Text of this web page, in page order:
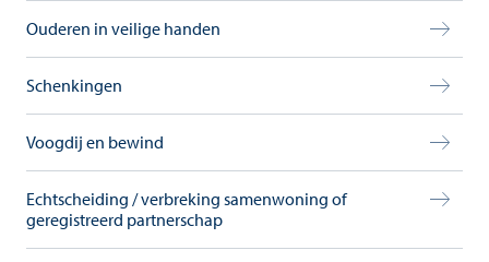
Ouderen in veilige handen
Schenkingen
Voogdij en bewind
Echtscheiding / verbreking samenwoning of
geregistreerd partnerschap